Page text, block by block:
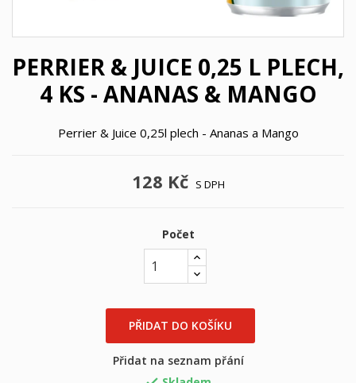
PERRIER & JUICE 0,25 L PLECH,
4 KS - ANANAS & MANGO
Perrier & Juice 0,25l plech - Ananas a Mango
128 Kč S DPH
Počet
PŘIDAT DO KOŠÍKU
Přidat na seznam přání
Můj seznam přání
Musíte být přihlášen, abyste si mohli výrobky uložit do